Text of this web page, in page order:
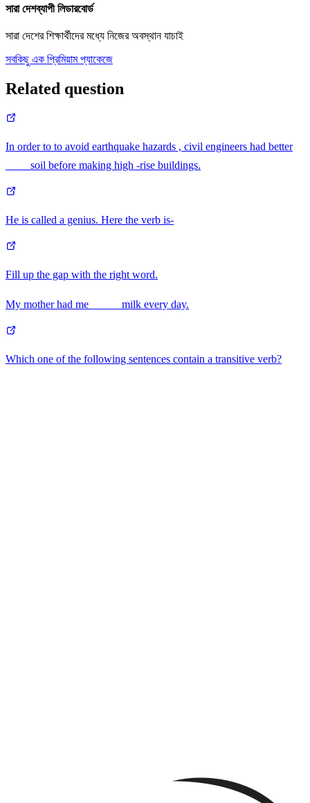
সারা দেশব্যাপী লিডারবোর্ড
সারা দেশের শিক্ষার্থীদের মধ্যে নিজের অবস্থান যাচাই
সবকিছু এক প্রিমিয়াম প্যাকেজে
Related question
In order to to avoid earthquake hazards , civil engineers had better
____ soil before making high -rise buildings.
He is called a genius. Here the verb is-
Fill up the gap with the right word.
My mother had me _____ milk every day.
Which one of the following sentences contain a transitive verb?